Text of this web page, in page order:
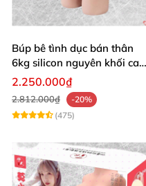
Búp bê tình dục bán thân
6kg silicon nguyên khối cao
cấp giá rẻ
2.250.000₫
2.812.000₫
-20%
(475)